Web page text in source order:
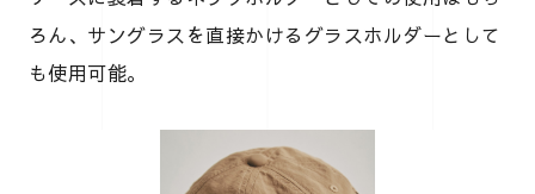
ろん、サングラスを直接かけるグラスホルダーとして
も使用可能。